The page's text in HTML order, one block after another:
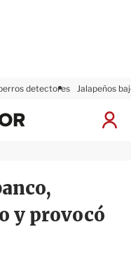
detectores Jalapeños
I
x
i
r
y provocó